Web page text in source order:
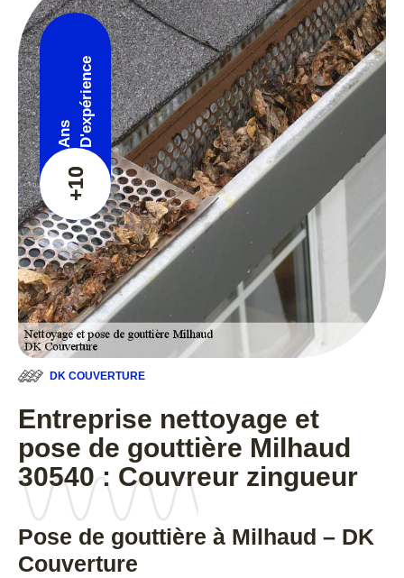
+10
Ans D'expérience
DK COUVERTURE
Entreprise nettoyage et
pose de gouttière Milhaud
30540 : Couvreur zingueur
Pose de gouttière à Milhaud – DK
Couverture